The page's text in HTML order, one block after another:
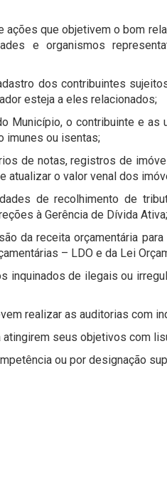
que objetivem o bom
e organismos
dos contribuintes
esteja a eles relacionados;
Município, o contribuinte e as
imunes ou isentas;
de notas, registros de
atualizar o valor venal dos
de recolhimento de
à Gerência de Dívida Ativa;
da receita orçamentária
– LDO e da Lei
inquinados de ilegais ou
realizar as auditorias com
seus objetivos com
ou por designação